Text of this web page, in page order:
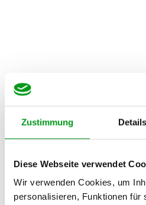
Zustimmung Details
Diese Webseite verwendet
Wir verwenden Cookies, um
personalisieren, Funktionen für